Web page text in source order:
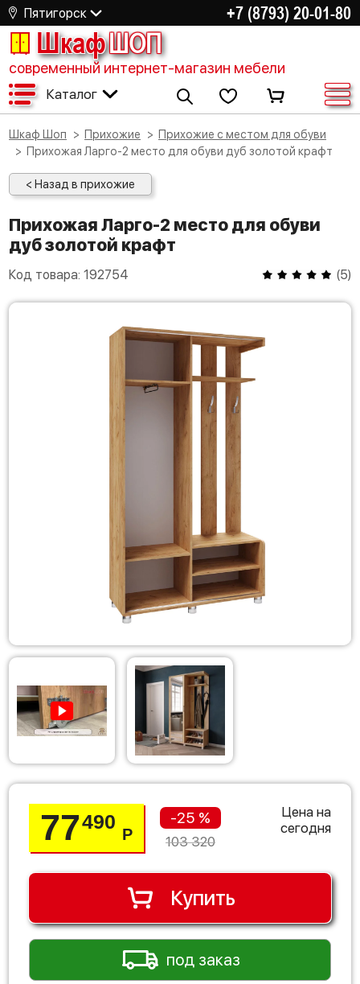
Пятигорск +7 (8793) 20-01-80
ШкафШОП
современный интернет-магазин мебели
Каталог
Шкаф Шоп Прихожие
Прихожие с местом для обуви
Прихожая Ларго-2 место для обуви дуб золотой крафт
< Назад в прихожие
Прихожая Ларго-2 место для обуви
дуб золотой крафт
Код товара: 192754 (5)
77490
Р
-25 %
103 320
Цена на
сегодня
Купить
под заказ